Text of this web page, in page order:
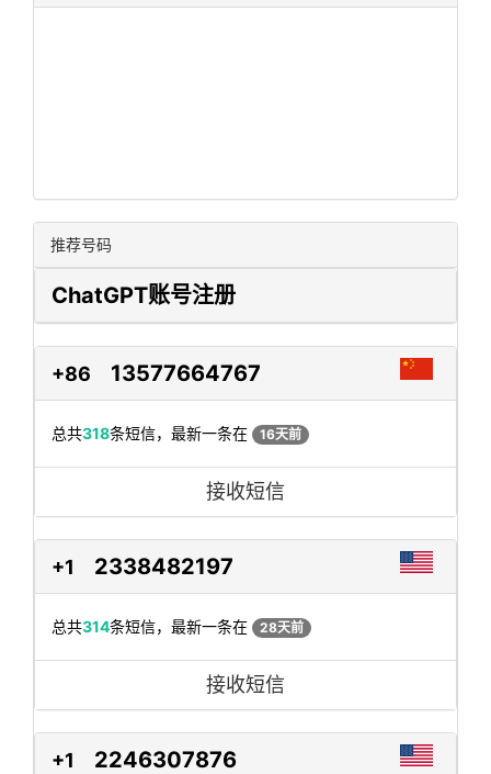
推荐号码
ChatGPT账号注册
+86 13577664767
总共318条短信，最新一条在 16天前
接收短信
+1 2338482197
总共314条短信，最新一条在 28天前
接收短信
+1 2246307876